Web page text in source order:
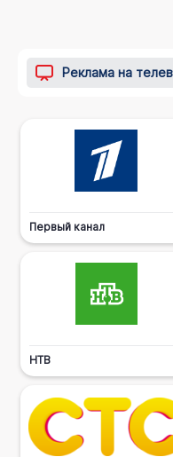
Реклама на
Первый канал
НТВ